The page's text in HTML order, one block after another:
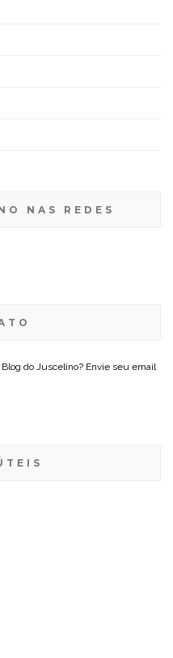
NAS REDES
do Juscelino? Envie seu email